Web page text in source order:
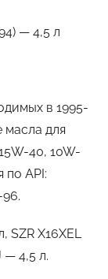
— 4,5 л
в 1995-
масла для
40, 10W-
по API:
SZR X16XEL
— 4,5 л.